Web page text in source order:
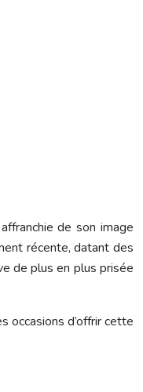
de son image
récente, datant des
de plus en plus prisée
occasions d’offrir cette